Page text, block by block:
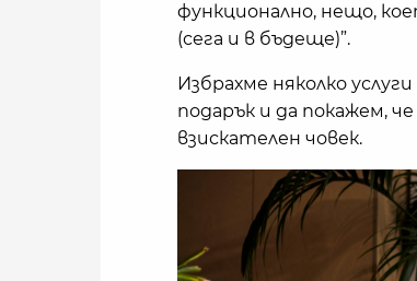
функционално, нещо,
(сега и в бъдеще)”.
Избрахме няколко
подарък и да покажем,
взискателен човек.